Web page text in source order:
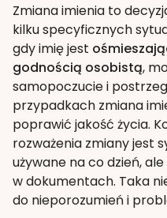
Zmiana imienia to
kilku specyficznych
gdy imię jest
godnością osobistą,
samopoczucie i
przypadkach zmiana
poprawić jakość życia.
rozważenia zmiany jest
używane na co dzień,
w dokumentach. Taka
do nieporozumień i